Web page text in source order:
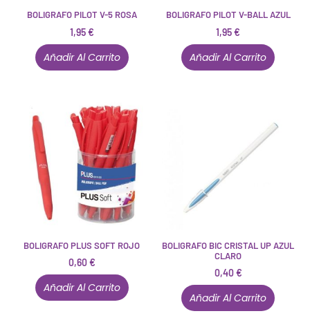
BOLIGRAFO PILOT V-5 ROSA
1,95€
Añadir Al Carrito
BOLIGRAFO PILOT V-BALL AZUL
1,95€
Añadir Al Carrito
BOLIGRAFO PLUS SOFT ROJO
0,60€
Añadir Al Carrito
BOLIGRAFO BIC CRISTAL UP AZUL
CLARO
0,40€
Añadir Al Carrito